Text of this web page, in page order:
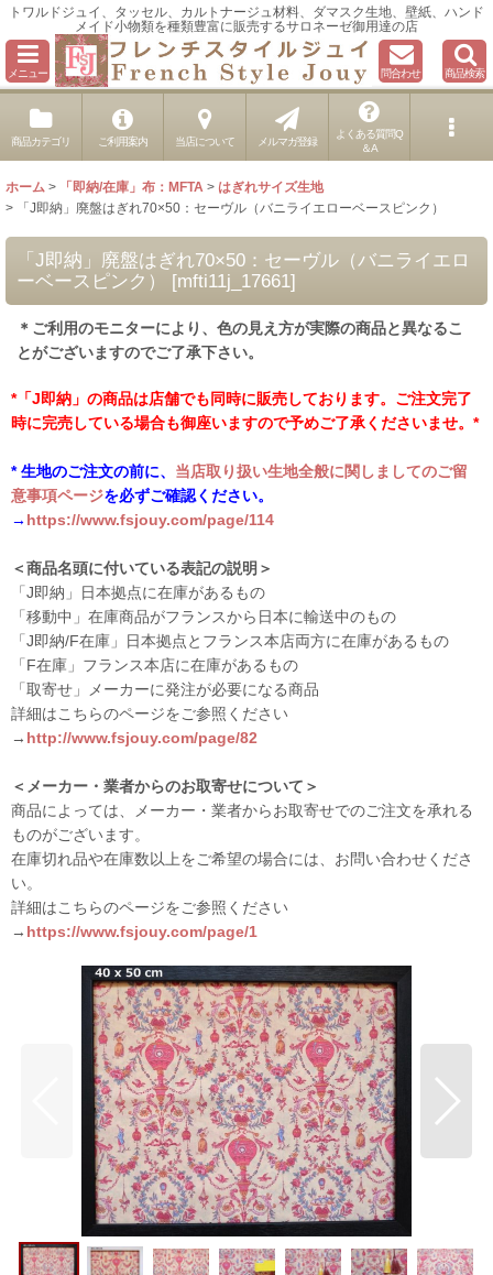
トワルドジュイ、タッセル、カルトナージュ材料、ダマスク生地、壁紙、ハンド
メイド小物類を種類豊富に販売するサロネーゼ御用達の店
メニュー 問合わせ 商品検索
商品カテゴリ ご利用案内 当店について メルマガ登録
よくある質問Q
＆A
ホーム > 「即納/在庫」布：MFTA > はぎれサイズ生地
>
「J即納」廃盤はぎれ70×50：セーヴル（バニライエローベースピンク）
「J即納」廃盤はぎれ70×50：セーヴル（バニライエロ
ーベースピンク）
[mfti11j_17661]
＊ご利用のモニターにより、色の見え方が実際の商品と異なるこ
とがございますのでご了承下さい。
*「J即納」の商品は店舗でも同時に販売しております。ご注文完了
時に完売している場合も御座いますので予めご了承くださいませ。*
* 生地のご注文の前に、 当店取り扱い生地全般に関しましてのご留
意事項ページを必ずご確認ください。
→ https://www.fsjouy.com/page/114
＜商品名頭に付いている表記の説明＞
「J即納」日本拠点に在庫があるもの
「移動中」在庫商品がフランスから日本に輸送中のもの
「J即納/F在庫」日本拠点とフランス本店両方に在庫があるもの
「F在庫」フランス本店に在庫があるもの
「取寄せ」メーカーに発注が必要になる商品
詳細はこちらのページをご参照ください
→ http://www.fsjouy.com/page/82
＜メーカー・業者からのお取寄せについて＞
商品によっては、メーカー・業者からお取寄せでのご注文を承れる
ものがございます。
在庫切れ品や在庫数以上をご希望の場合には、お問い合わせくださ
い。
詳細はこちらのページをご参照ください
→ https://www.fsjouy.com/page/1